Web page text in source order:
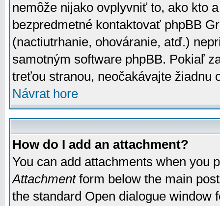
nemôže nijako ovplyvniť to, ako kto
bezpredmetné kontaktovať phpBB
(nactiutrhanie, ohováranie, atď.)
samotným software phpBB. Pokiaľ
treťou stranou, neočakávajte žiadnu
Návrat hore
How do I add an attachment?
You can add attachments when you
Attachmentform below the main
the standard Open dialogue window